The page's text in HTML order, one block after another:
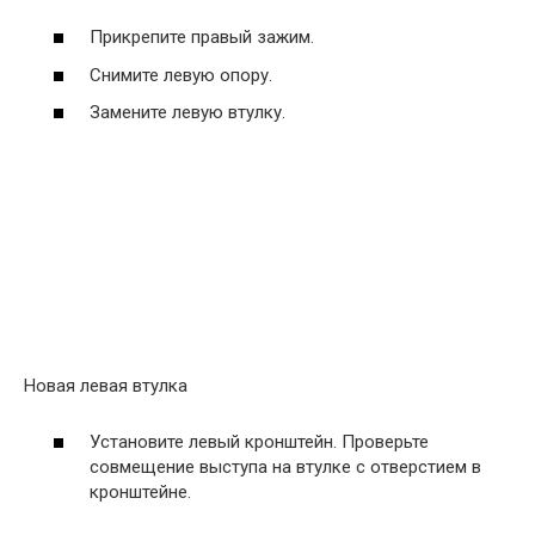
Прикрепите правый зажим.
Снимите левую опору.
Замените левую втулку.
Новая левая втулка
Установите левый кронштейн. Проверьте
совмещение выступа на втулке с отверстием в
кронштейне.